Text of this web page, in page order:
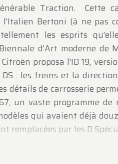
Traction. Cette
Bertoni (à ne pas
les esprits
d'Art moderne de
proposa l'ID 19,
: les freins et la
détails de carrosserie
un vaste programme de
qui avaient déjà
remplacées par les D
spéciales qui vous est
ans de bons et loyaux